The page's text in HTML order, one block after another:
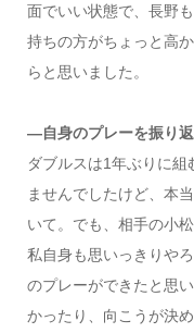
面でいい状態で、長野
持ちの方がちょっと高
らと思いました。
―自身のプレーを振り
ダブルスは1年ぶりに組
ませんでしたけど、本
いて。でも、相手の小
私自身も思いっきりや
のプレーができたと思
かったり、向こうが決